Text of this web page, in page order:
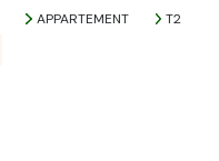
APPARTEMENT
T2